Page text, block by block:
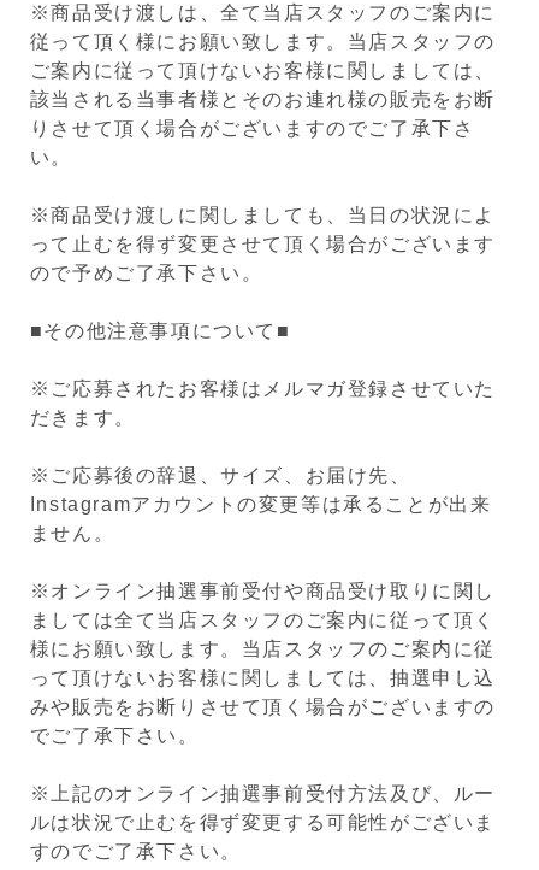
※商品受け渡しは、全て当店スタッフのご案内に
従って頂く様にお願い致します。当店スタッフの
ご案内に従って頂けないお客様に関しましては、
該当される当事者様とそのお連れ様の販売をお断
りさせて頂く場合がございますのでご了承下さ
い。
※商品受け渡しに関しましても、当日の状況によ
って止むを得ず変更させて頂く場合がございます
ので予めご了承下さい。
■その他注意事項について■
※ご応募されたお客様はメルマガ登録させていた
だきます。
※ご応募後の辞退、サイズ、お届け先、
Instagramアカウントの変更等は承ることが出来
ません。
※オンライン抽選事前受付や商品受け取りに関し
ましては全て当店スタッフのご案内に従って頂く
様にお願い致します。当店スタッフのご案内に従
って頂けないお客様に関しましては、抽選申し込
みや販売をお断りさせて頂く場合がございますの
でご了承下さい。
※上記のオンライン抽選事前受付方法及び、ルー
ルは状況で止むを得ず変更する可能性がございま
すのでご了承下さい。